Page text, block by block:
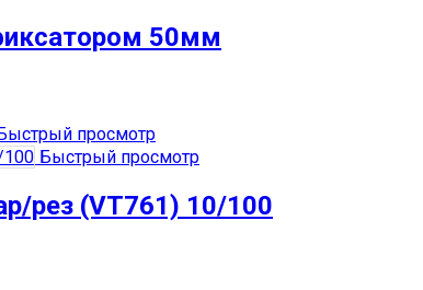
50мм
просмотр
Быстрый просмотр
рез (VT761) 10/100